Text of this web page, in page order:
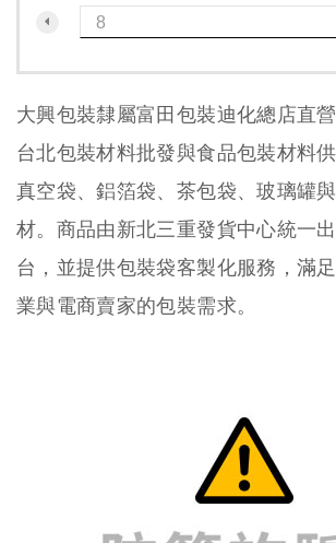
大興包裝隸屬富田包裝迪化總店直
台北包裝材料批發與食品包裝材料
真空袋、鋁箔袋、茶包袋、玻璃罐
材。商品由新北三重發貨中心統一
台，並提供包裝袋客製化服務，滿
業與電商賣家的包裝需求。